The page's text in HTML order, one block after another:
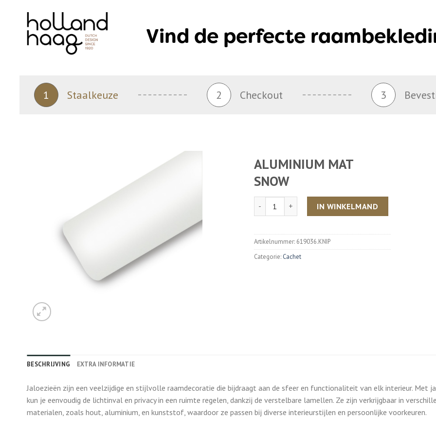
Vind de perfecte
1 Staalkeuze 2 Checkout 3
ALUMINIUM MAT
SNOW
IN WINKELMAND
Artikelnummer: 619036.KNIP
Categorie: Cachet
BESCHRIJVING EXTRA INFORMATIE
Jaloezieën zijn een veelzijdige en stijlvolle raamdecoratie die bijdraagt aan de sfeer en functionaliteit van elk interieur. Met
kun je eenvoudig de lichtinval en privacy in een ruimte regelen, dankzij de verstelbare lamellen. Ze zijn verkrijgbaar in
materialen, zoals hout, aluminium, en kunststof, waardoor ze passen bij diverse interieurstijlen en persoonlijke voorkeuren.